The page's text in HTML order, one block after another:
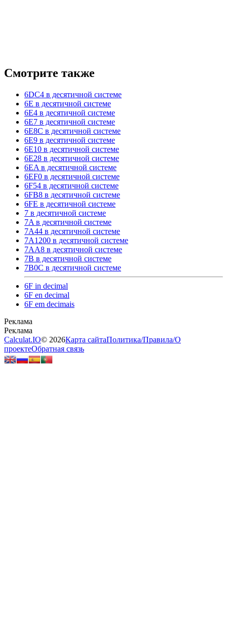
Смотрите также
6DC4 в десятичной системе
6E в десятичной системе
6E4 в десятичной системе
6E7 в десятичной системе
6E8C в десятичной системе
6E9 в десятичной системе
6E10 в десятичной системе
6E28 в десятичной системе
6EA в десятичной системе
6EF0 в десятичной системе
6F54 в десятичной системе
6FB8 в десятичной системе
6FE в десятичной системе
7 в десятичной системе
7A в десятичной системе
7A44 в десятичной системе
7A1200 в десятичной системе
7AA8 в десятичной системе
7B в десятичной системе
7B0C в десятичной системе
6F in decimal
6F en decimal
6F em decimais
Calculat.IO© 2026Карта сайтаПолитика/Правила/О
проектеОбратная связь